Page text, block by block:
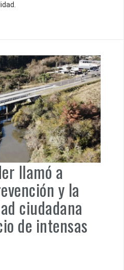
llamó a
y la
ciudadana
de intensas